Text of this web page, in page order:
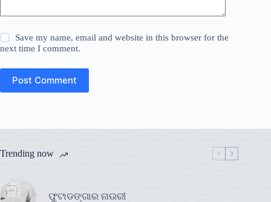
Save my name, email and website in this browser for the
next time I comment.
Post Comment
Trending now
ଫୁଟାଡଙ୍ଗାର ନାଉରୀ